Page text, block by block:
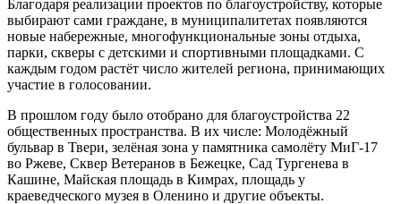
Благодаря реализации проектов по благоустройству, которые
выбирают сами граждане, в муниципалитетах появляются
новые набережные, многофункциональные зоны отдыха,
парки, скверы с детскими и спортивными площадками. С
каждым годом растёт число жителей региона, принимающих
участие в голосовании.
В прошлом году было отобрано для благоустройства 22
общественных пространства. В их числе: Молодёжный
бульвар в Твери, зелёная зона у памятника самолёту МиГ-17
во Ржеве, Сквер Ветеранов в Бежецке, Сад Тургенева в
Кашине, Майская площадь в Кимрах, площадь у
краеведческого музея в Оленино и другие объекты.